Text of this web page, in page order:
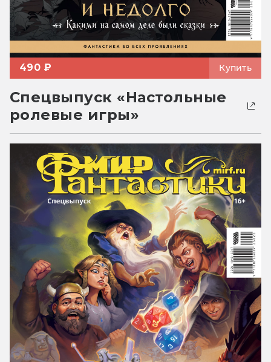
490 ₽ Купить
Спецвыпуск «Настольные
ролевые игры»